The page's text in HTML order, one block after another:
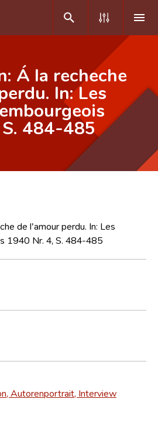
Á la recheche
In: Les
484-485
de l'amour perdu. In: Les
1940 Nr. 4, S. 484-485
Autorenportrait, Interview